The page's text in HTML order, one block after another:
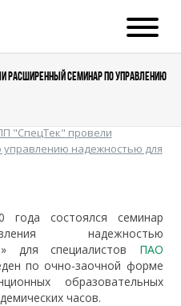
РАСШИРЕННЫЙ СЕМИНАР ПО УПРАВЛЕНИЮ
"СпецТек" провели
надежностью для
состоялся семинар
надежностью
для специалистов ПАО
по очно-заочной форме
образовательных
часов.